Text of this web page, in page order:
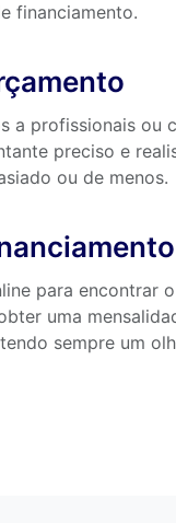
financiamento.
a profissionais ou
preciso e
ou de menos.
para encontrar
uma
sempre um